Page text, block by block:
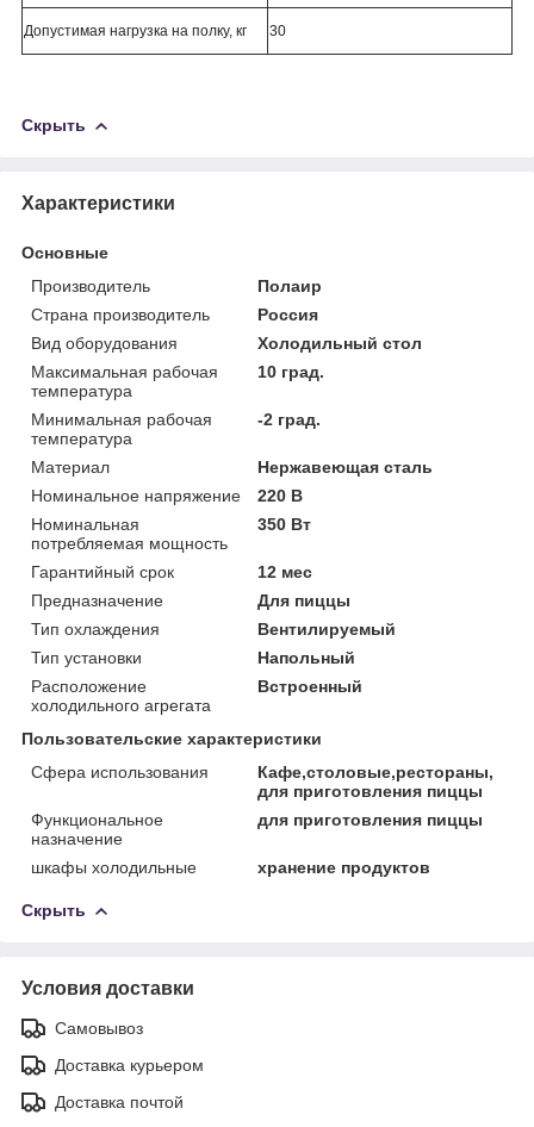
Допустимая нагрузка на полку, кг 30
Скрыть
Характеристики
Основные
Производитель
Полаир
Страна производитель
Россия
Вид оборудования
Холодильный стол
Максимальная рабочая
температура
10 град.
Минимальная рабочая
температура
-2 град.
Материал
Нержавеющая сталь
Номинальное напряжение
220 В
Номинальная
потребляемая мощность
350 Вт
Гарантийный срок
12 мес
Предназначение
Для пиццы
Тип охлаждения
Вентилируемый
Тип установки
Напольный
Расположение
холодильного агрегата
Встроенный
Пользовательские характеристики
Сфера использования
Кафе,столовые,рестораны,
для приготовления пиццы
Функциональное
назначение
для приготовления пиццы
шкафы холодильные хранение продуктов
Скрыть
Условия доставки
Самовывоз
Доставка курьером
Доставка почтой